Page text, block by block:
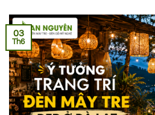
03
Th6